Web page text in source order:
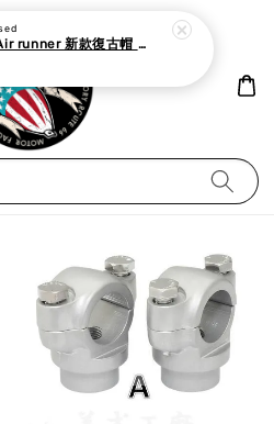
《美式工廠》Air runner 新款復古帽 cafe racer